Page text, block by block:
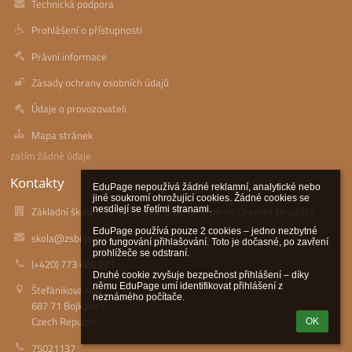
EduPage nepoužívá žádné reklamní, analytické nebo
jiné soukromí ohrožující cookies. Žádné cookies se
nesdílejí se třetími stranami.
EduPage používá pouze 2 cookies – jedno nezbytné
pro fungování přihlašování. Toto je dočasné, po zavření
prohlížeče se odstraní.
Druhé cookie zvyšuje bezpečnost přihlášení – díky
němu EduPage umí identifikovat přihlášení z
neznámého počítače.
OK
Technická podpora
Prohlášení o přístupnosti
Právní informace
Zásady ochrany osobních údajů
Údaje o provozovateli
Mapa stránek
zatím žádné údaje
Kontakty
Základní škola T. G. Masaryka, Bojkovice, okres Uherské Hradiště
skola@zsbojkovice.cz
(+420) 773 460 221
Štefánikova 460
687 71 Bojkovice
Czech Republic
75021137